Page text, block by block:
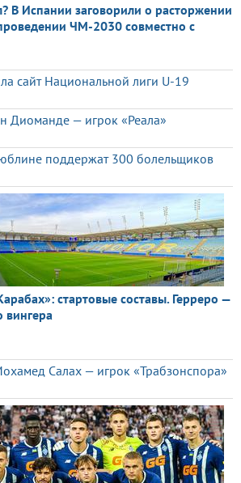
В Испании заговорили о расторжении
ЧМ-2030 совместно с
сайт Национальной лиги U-19
Диоманде — игрок «Реала»
поддержат 300 болельщиков
стартовые составы. Герреро —
вингера
Салах — игрок «Трабзонспора»